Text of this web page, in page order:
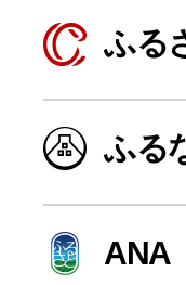
よく見ら
ふるさと
ふる
ふる
ANA